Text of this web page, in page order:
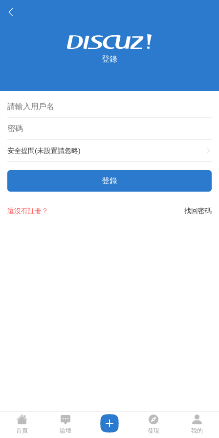
登錄
安全提問(未設置請忽略)
登錄
找回密碼
還沒有註冊？
首頁 論壇 發現 我的